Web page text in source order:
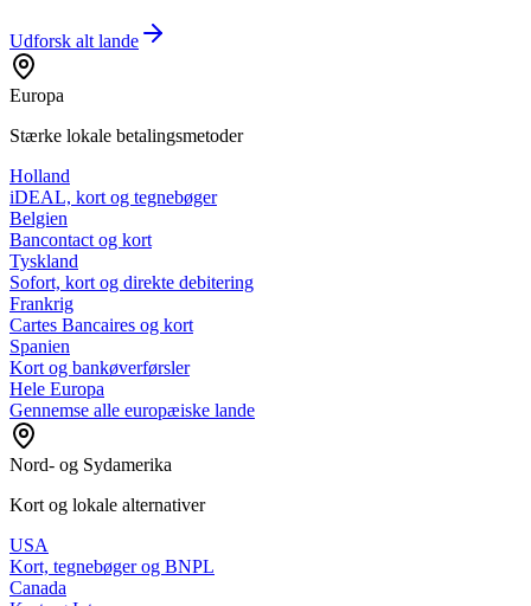
Udforsk alt lande
Europa
Stærke lokale betalingsmetoder
Holland
iDEAL, kort og tegnebøger
Belgien
Bancontact og kort
Tyskland
Sofort, kort og direkte debitering
Frankrig
Cartes Bancaires og kort
Spanien
Kort og bankøverførsler
Hele Europa
Gennemse alle europæiske lande
Nord- og Sydamerika
Kort og lokale alternativer
USA
Kort, tegnebøger og BNPL
Canada